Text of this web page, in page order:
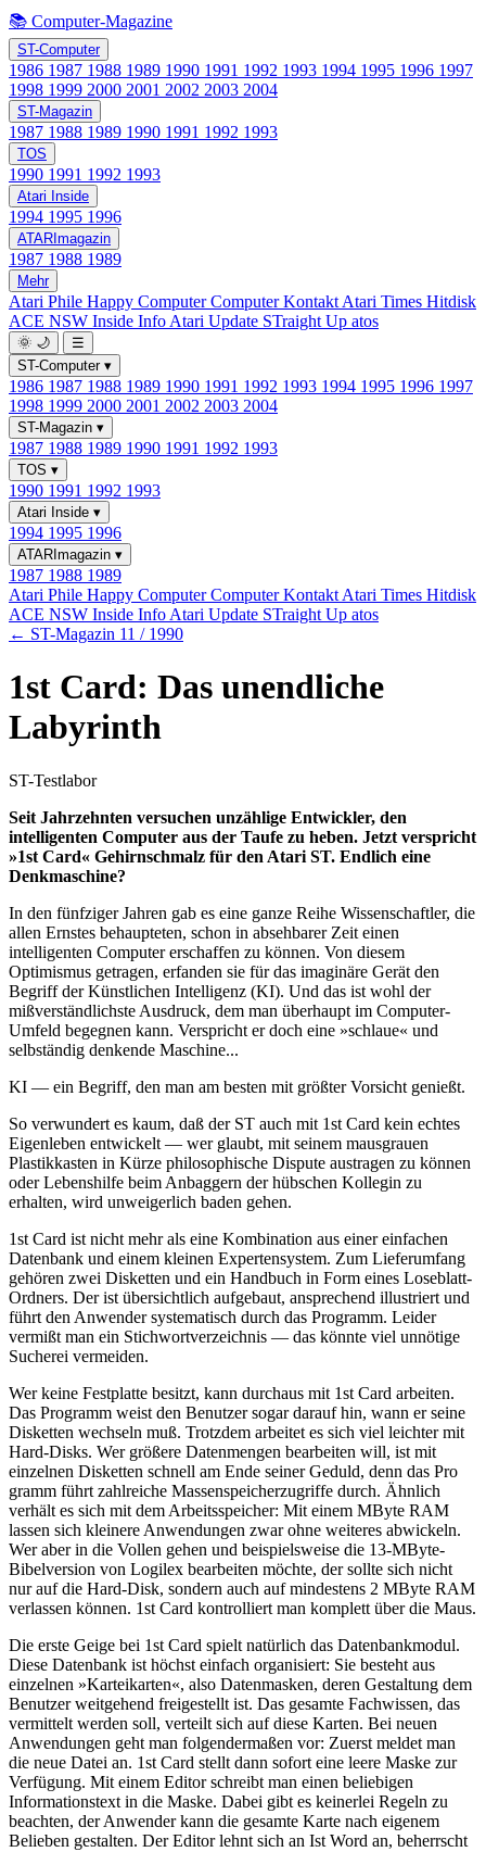
📚 Computer-Magazine
ST-Computer
1986 1987 1988 1989 1990 1991 1992 1993 1994 1995 1996 1997
1998 1999 2000 2001 2002 2003 2004
ST-Magazin
1987 1988 1989 1990 1991 1992 1993
TOS
1990 1991 1992 1993
Atari Inside
1994 1995 1996
ATARImagazin
1987 1988 1989
Mehr
Atari Phile Happy ComputerComputer Kontakt Atari Times Hitdisk
ACE NSW Inside Info Atari Update STraight Up atos
🌞 🌙
☰
ST-Computer ▾
1986 1987 1988 1989 1990 1991 1992 1993 1994 1995 1996 1997
1998 1999 2000 2001 2002 2003 2004
ST-Magazin ▾
1987 1988 1989 1990 1991 1992 1993
TOS ▾
1990 1991 1992 1993
Atari Inside ▾
1994 1995 1996
ATARImagazin ▾
1987 1988 1989
Atari Phile Happy ComputerComputer Kontakt Atari Times Hitdisk
ACE NSW Inside Info Atari Update STraight Up atos
← ST-Magazin 11 / 1990
1st Card: Das unendliche
Labyrinth
ST-Testlabor
Seit Jahrzehnten versuchen unzählige Entwickler, den
intelligenten Computer aus der Taufe zu heben. Jetzt verspricht
»1st Card« Gehirnschmalz für den Atari ST. Endlich eine
Denkmaschine?
In den fünfziger Jahren gab es eine ganze Reihe Wissenschaftler, die
allen Ernstes behaupteten, schon in absehbarer Zeit einen
intelligenten Computer erschaffen zu können. Von diesem
Optimismus getragen, erfanden sie für das imaginäre Gerät den
Begriff der Künstlichen Intelligenz (KI). Und das ist wohl der
mißverständlichste Ausdruck, dem man überhaupt im Computer-
Umfeld begegnen kann. Verspricht er doch eine »schlaue« und
selbständig denkende Maschine...
KI — ein Begriff, den man am besten mit größter Vorsicht genießt.
So verwundert es kaum, daß der ST auch mit 1st Card kein echtes
Eigenleben entwickelt — wer glaubt, mit seinem mausgrauen
Plastikkasten in Kürze philosophische Dispute austragen zu können
oder Lebenshilfe beim Anbaggern der hübschen Kollegin zu
erhalten, wird unweigerlich baden gehen.
1st Card ist nicht mehr als eine Kombination aus einer einfachen
Datenbank und einem kleinen Expertensystem. Zum Lieferumfang
gehören zwei Disketten und ein Handbuch in Form eines Loseblatt-
Ordners. Der ist übersichtlich aufgebaut, ansprechend illustriert und
führt den Anwender systematisch durch das Programm. Leider
vermißt man ein Stichwortverzeichnis — das könnte viel unnötige
Sucherei vermeiden.
Wer keine Festplatte besitzt, kann durchaus mit 1st Card arbeiten.
Das Programm weist den Benutzer sogar darauf hin, wann er seine
Disketten wechseln muß. Trotzdem arbeitet es sich viel leichter mit
Hard-Disks. Wer größere Datenmengen bearbeiten will, ist mit
einzelnen Disketten schnell am Ende seiner Geduld, denn das Pro
gramm führt zahlreiche Massenspeicherzugriffe durch. Ähnlich
verhält es sich mit dem Arbeitsspeicher: Mit einem MByte RAM
lassen sich kleinere Anwendungen zwar ohne weiteres abwickeln.
Wer aber in die Vollen gehen und beispielsweise die 13-MByte-
Bibelversion von Logilex bearbeiten möchte, der sollte sich nicht
nur auf die Hard-Disk, sondern auch auf mindestens 2 MByte RAM
verlassen können. 1st Card kontrolliert man komplett über die Maus.
Die erste Geige bei 1st Card spielt natürlich das Datenbankmodul.
Diese Datenbank ist höchst einfach organisiert: Sie besteht aus
einzelnen »Karteikarten«, also Datenmasken, deren Gestaltung dem
Benutzer weitgehend freigestellt ist. Das gesamte Fachwissen, das
vermittelt werden soll, verteilt sich auf diese Karten. Bei neuen
Anwendungen geht man folgendermaßen vor: Zuerst meldet man
die neue Datei an. 1st Card stellt dann sofort eine leere Maske zur
Verfügung. Mit einem Editor schreibt man einen beliebigen
Informationstext in die Maske. Dabei gibt es keinerlei Regeln zu
beachten, der Anwender kann die gesamte Karte nach eigenem
Belieben gestalten. Der Editor lehnt sich an Ist Word an, beherrscht